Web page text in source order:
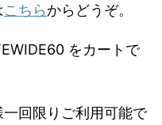
こちらからどうぞ。
をカートで
回限りご利用可能で